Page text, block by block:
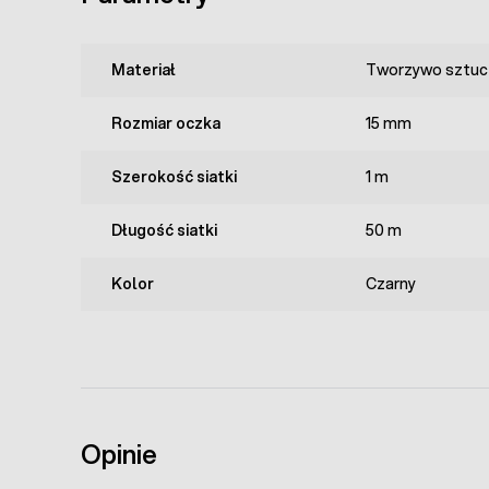
Materiał Tworzywo
Rozmiar oczka 15 mm
Szerokość siatki 1 m
Długość siatki 50 m
Kolor Czarny
Opinie